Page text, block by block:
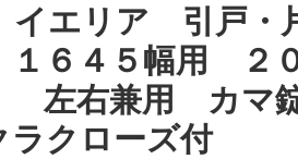
イエリア 引戸
６４５幅用 ２
左右兼用 カ
クローズ付